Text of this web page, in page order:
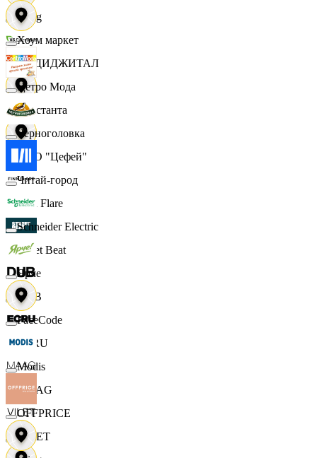
string
X5 ДИДЖИТАЛ
Константа
ООО "Цефей"
Finn Flare
Street Beat
DUB
ECRU
MAAG
VILET
Хоум маркет
Цетро Мода
Черноголовка
Читай-город
Schneider Electric
Ярче
FaceCode
Modis
OFFPRICE